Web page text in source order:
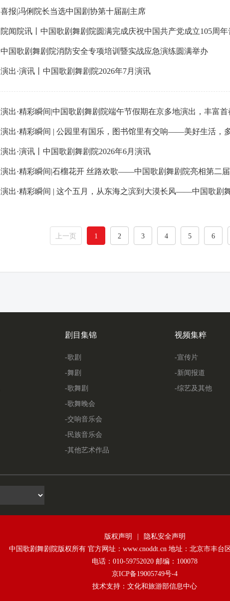
喜报|冯俐院长当选中国剧协第十届副主席
院闻院讯丨中国歌剧舞剧院圆满完成庆祝中国共产党成立105周
中国歌剧舞剧院消防安全专项培训暨实战应急演练圆满举办
演出·演讯丨中国歌剧舞剧院2026年7月演讯
演出·精彩瞬间|中国歌剧舞剧院端午节假期在京多地演出，丰富
演出·精彩瞬间 | 公园里有国乐，图书馆里有交响——美好生活，
演出·演讯丨中国歌剧舞剧院2026年6月演讯
演出·精彩瞬间|石榴花开 丝路欢歌——中国歌剧舞剧院亮相第二
演出·精彩瞬间 | 这个五月，从东海之滨到大漠长风——中国歌剧
上一页 1 2 3 4 5 6
剧目集锦
-歌剧
-舞剧
-歌舞剧
-歌舞晚会
-交响音乐会
-民族音乐会
-其他艺术作品
视频集粹
-宣传片
-新闻报道
-综艺及其他
版权声明
隐私安全声明
中国歌剧舞剧院版权所有 官方网址：www.cnoddt.cn 地址：北京市丰台
电话：010-59752020 邮编：100078
京ICP备19005749号-4
技术支持：文化和旅游部信息中心